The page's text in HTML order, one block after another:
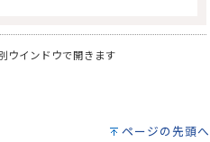
ウインドウで開きます
ページの先頭へ